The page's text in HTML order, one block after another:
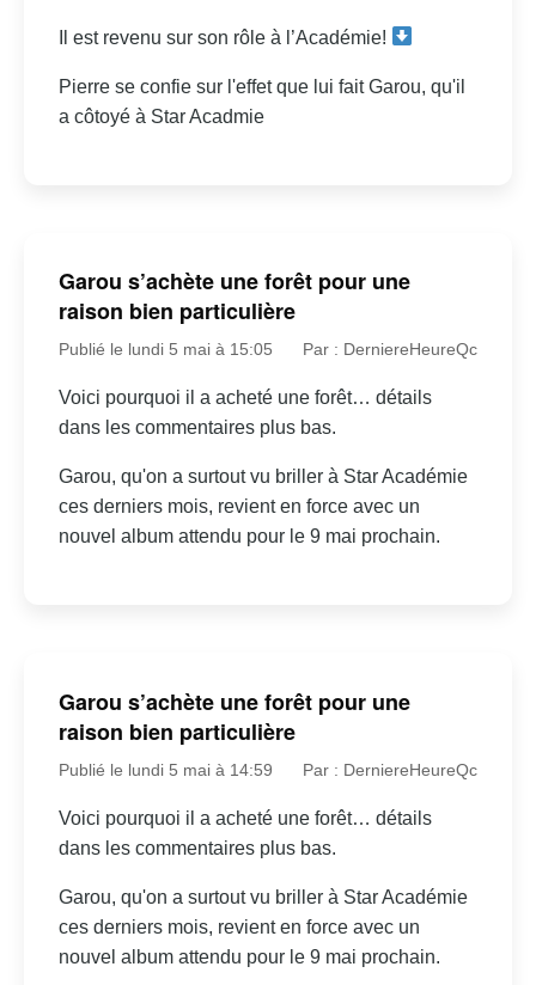
Il est revenu sur son rôle à l’Académie!
Pierre se confie sur l'effet que lui fait Garou, qu'il
a côtoyé à Star Acadmie
Garou s’achète une forêt pour une
raison bien particulière
Publié le lundi 5 mai à 15:05 Par : DerniereHeureQc
Voici pourquoi il a acheté une forêt… détails
dans les commentaires plus bas.
Garou, qu'on a surtout vu briller à Star Académie
ces derniers mois, revient en force avec un
nouvel album attendu pour le 9 mai prochain.
Garou s’achète une forêt pour une
raison bien particulière
Publié le lundi 5 mai à 14:59 Par : DerniereHeureQc
Voici pourquoi il a acheté une forêt… détails
dans les commentaires plus bas.
Garou, qu'on a surtout vu briller à Star Académie
ces derniers mois, revient en force avec un
nouvel album attendu pour le 9 mai prochain.